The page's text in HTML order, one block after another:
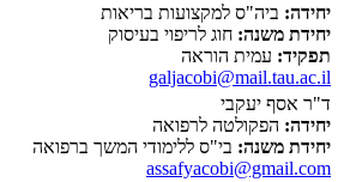
יחידה: ביה"ס למקצועות בריאות
יחידת משנה: חוג לריפוי בעיסוק
תפקיד: עמית הוראה
galjacobi@mail.tau.ac.il
ד"ר אסף יעקבי
יחידה: הפקולטה לרפואה
יחידת משנה: בי"ס ללימודי המשך ברפואה
assafyacobi@gmail.com